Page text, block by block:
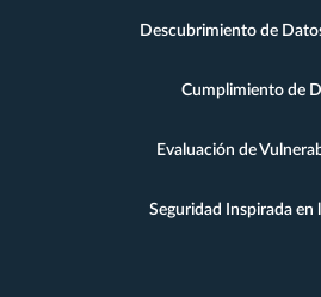
Descubrimiento de
Cumplimiento de
Evaluación de
Seguridad Inspirada en